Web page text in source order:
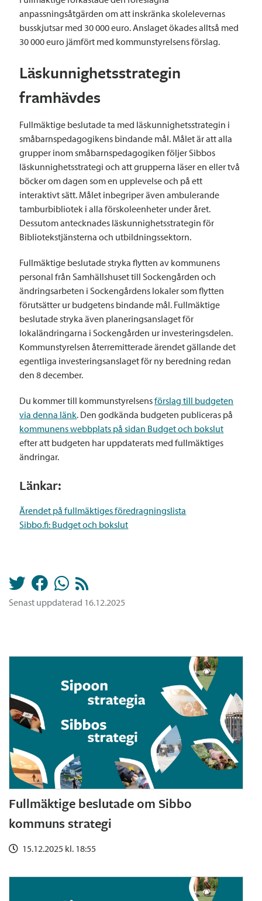
anpassningsåtgärden om att inskränka skolelevernas
busskjutsar med 30 000 euro. Anslaget ökades alltså med
30 000 euro jämfört med kommunstyrelsens förslag.
Läskunnighetsstrategin
framhävdes
Fullmäktige beslutade ta med läskunnighetsstrategin i
småbarnspedagogikens bindande mål. Målet är att alla
grupper inom småbarnspedagogiken följer Sibbos
läskunnighetsstrategi och att grupperna läser en eller två
böcker om dagen som en upplevelse och på ett
interaktivt sätt. Målet inbegriper även ambulerande
tamburbibliotek i alla förskoleenheter under året.
Dessutom antecknades läskunnighetsstrategin för
Bibliotekstjänsterna och utbildningssektorn.
Fullmäktige beslutade stryka flytten av kommunens
personal från Samhällshuset till Sockengården och
ändringsarbeten i Sockengårdens lokaler som flytten
förutsätter ur budgetens bindande mål. Fullmäktige
beslutade stryka även planeringsanslaget för
lokaländringarna i Sockengården ur investeringsdelen.
Kommunstyrelsen återremitterade ärendet gällande det
egentliga investeringsanslaget för ny beredning redan
den 8 december.
Du kommer till kommunstyrelsensförslag till budgeten
via denna länk. Den godkända budgeten publiceras på
kommunens webbplats på sidan Budget och bokslut
efter att budgeten har uppdaterats med fullmäktiges
ändringar.
Länkar:
Ärendet på fullmäktiges föredragningslista
Sibbo.fi: Budget och bokslut
Senast uppdaterad 16.12.2025
Fullmäktige beslutade om Sibbo
kommuns strategi
15.12.2025 kl. 18:55